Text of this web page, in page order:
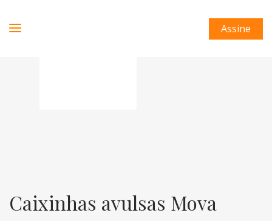
Assine
Caixinhas avulsas Mova